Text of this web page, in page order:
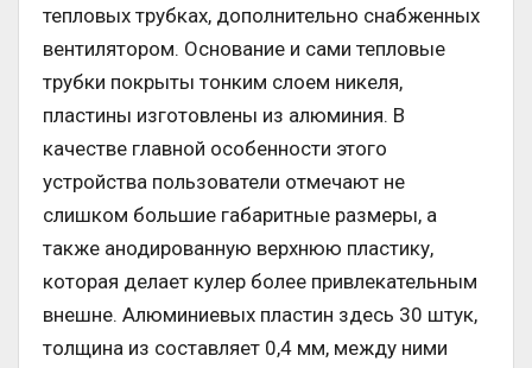
тепловых трубках, дополнительно снабженных
вентилятором. Основание и сами тепловые
трубки покрыты тонким слоем никеля,
пластины изготовлены из алюминия. В
качестве главной особенности этого
устройства пользователи отмечают не
слишком большие габаритные размеры, а
также анодированную верхнюю пластику,
которая делает кулер более привлекательным
внешне. Алюминиевых пластин здесь 30 штук,
толщина из составляет 0,4 мм, между ними